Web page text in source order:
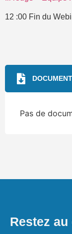
12 :00 Fin du
Pas de
Restez